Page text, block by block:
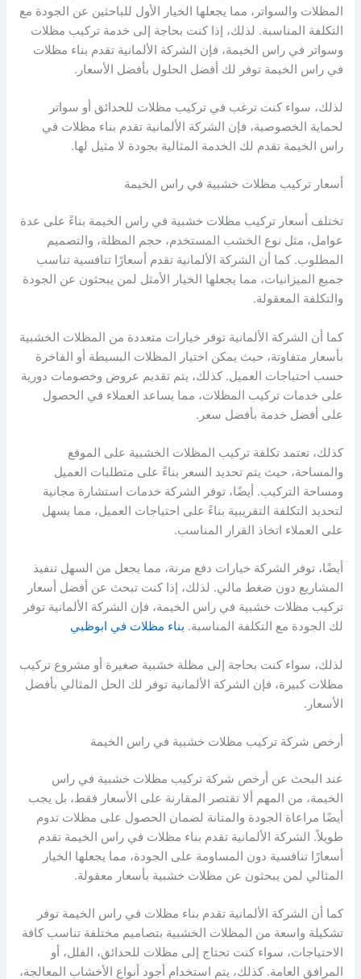
المظلات والسواتر، مما يجعلها الخيار الأول للباحثين عن الجودة مع
التكلفة المناسبة. لذلك، إذا كنت بحاجة إلى خدمة تركيب مظلات
وسواتر في راس الخيمة، فإن الشركة الألمانية تقدم بناء مظلات
في راس الخيمة توفر لك أفضل الحلول بأفضل الأسعار.
لذلك، سواء كنت ترغب في تركيب مظلات للحدائق أو سواتر
لحماية الخصوصية، فإن الشركة الألمانية تقدم بناء مظلات في
راس الخيمة تقدم لك الخدمة المثالية بجودة لا مثيل لها.
أسعار تركيب مظلات خشبية في راس الخيمة
تختلف أسعار تركيب مظلات خشبية في راس الخيمة بناءً على عدة
عوامل، مثل نوع الخشب المستخدم، حجم المظلة، والتصميم
المطلوب. كما أن الشركة الألمانية تقدم أسعارًا تنافسية تناسب
جميع الميزانيات، مما يجعلها الخيار الأمثل لمن يبحثون عن الجودة
والتكلفة المعقولة.
كما أن الشركة الألمانية توفر خيارات متعددة من المظلات الخشبية
بأسعار متفاوتة، حيث يمكن اختيار المظلات البسيطة أو الفاخرة
حسب احتياجات العميل. كذلك، يتم تقديم عروض وخصومات دورية
على خدمات تركيب المظلات، مما يساعد العملاء في الحصول
على أفضل خدمة بأفضل سعر.
كذلك، تعتمد تكلفة تركيب المظلات الخشبية على الموقع
والمساحة، حيث يتم تحديد السعر بناءً على متطلبات العميل
ومساحة التركيب. أيضًا، توفر الشركة خدمات استشارة مجانية
لتحديد التكلفة التقريبية بناءً على احتياجات العميل، مما يسهل
على العملاء اتخاذ القرار المناسب.
أيضًا، توفر الشركة خيارات دفع مرنة، مما يجعل من السهل تنفيذ
المشاريع دون ضغط مالي. لذلك، إذا كنت تبحث عن أفضل أسعار
تركيب مظلات خشبية في راس الخيمة، فإن الشركة الألمانية توفر
لك الجودة مع التكلفة المناسبة. بناء مظلات في ابوظبي
لذلك، سواء كنت بحاجة إلى مظلة خشبية صغيرة أو مشروع تركيب
مظلات كبيرة، فإن الشركة الألمانية توفر لك الحل المثالي بأفضل
الأسعار.
أرخص شركة تركيب مظلات خشبية في راس الخيمة
عند البحث عن أرخص شركة تركيب مظلات خشبية في راس
الخيمة، من المهم ألا تقتصر المقارنة على الأسعار فقط، بل يجب
أيضًا مراعاة الجودة والمتانة لضمان الحصول على مظلات تدوم
طويلاً. الشركة الألمانية تقدم بناء مظلات في راس الخيمة تقدم
أسعارًا تنافسية دون المساومة على الجودة، مما يجعلها الخيار
المثالي لمن يبحثون عن مظلات خشبية بأسعار معقولة.
كما أن الشركة الألمانية تقدم بناء مظلات في راس الخيمة توفر
تشكيلة واسعة من المظلات الخشبية بتصاميم مختلفة تناسب كافة
الاحتياجات، سواء كنت تحتاج إلى مظلات للحدائق، الفلل، أو
المرافق العامة. كذلك، يتم استخدام أجود أنواع الأخشاب المعالجة،